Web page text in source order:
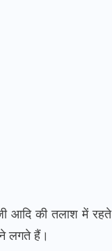
आदि की तलाश में रहते
लगते हैं।